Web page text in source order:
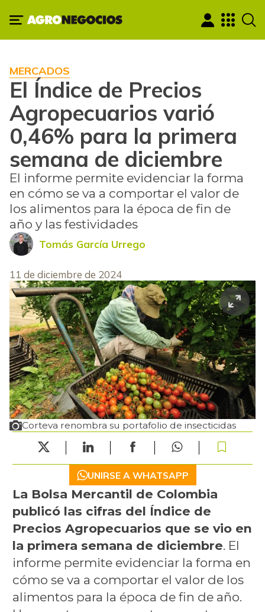
MERCADOS
El Índice de Precios
Agropecuarios varió
0,46% para la primera
semana de diciembre
El informe permite evidenciar la forma
en cómo se va a comportar el valor de
los alimentos para la época de fin de
año y las festividades
Tomás García Urrego
11 de diciembre de 2024
Corteva renombra su portafolio de insecticidas
UNIRSE A WHATSAPP
La Bolsa Mercantil de Colombia
publicó las cifras del Índice de
Precios Agropecuarios que se vio en
la primera semana de diciembre. El
informe permite evidenciar la forma en
cómo se va a comportar el valor de los
alimentos para la época de fin de año.